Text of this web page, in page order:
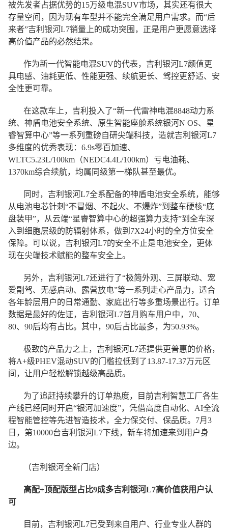
被先发者占据优势的15万级电混SUV市场，其实还有很大
存量空间，因为现有车型并不能完全满足用户需求。而“后
来者”吉利银河L7销量上的成功突围，正是用户更愿意选择
高价值产品的必然结果。
作为新一代智能电混SUV的代表，吉利银河L7颜值更
具电感、油耗更低、性能更强、续航更长、驾控更舒适、安
全性更可靠。
在这款车上，吉利投入了“新一代雷神电混8848动力系
统、神盾电池安全系统、原生智能座舱系统银河N OS、星
睿智算中心”等一系列重磅自研尖端科技，造就吉利银河L7
多维度的优秀表现：6.9s零百加速、
WLTC5.23L/100km（NEDC4.4L/100km）亏电油耗、
1370km综合续航，均属同级第一梯队甚至最优。
同时，吉利银河L7全系配备的神盾电池安全系统，能够
从电池电芯针刺“不冒烟、不起火、不爆炸”到整车硬核“底
盘装甲”，从云端“星睿智算中心的超强算力支持”到全车深
入到细胞层级的防辐射体系，做到7X24小时的全方位安全
保障。可以说，吉利银河L7的安全不止是电池安全，更体
现在尖端技术赋能的整车安全上。
另外，吉利银河L7还进行了“极简外观、三屏联动、宠
爱副驾、无感启动、露营放电”等一系列走心产品力，适合
各年龄层用户的日常通勤、家庭出行等多重场景出行。订单
数据是最好的佐证，吉利银河L7首月购车用户中，70、
80、90后均有占比。其中，90后占比最多，为50.93%。
极致的产品力之上，吉利银河L7还提供更普惠的价格，
将A+级PHEV混动SUV的门槛拉低到了13.87-17.37万元区
间，让用户轻松解锁越级高品质。
为了追赶持续攀升的订单热度，目前吉利智慧工厂各生
产线已经同时开启“银河加速度”，凭借高度自动化、AI全流
程智能管控等先进智造技术，全力保交付、保品质。7月3
日，第10000台吉利银河L7下线，新车将加速来到用户身
边。
（吉利银河全新门店）
高配+顶配版型占比9成多吉利银河L7高价值获用户认
可
目前，吉利银河L7已受到来自用户、行业专业人群的